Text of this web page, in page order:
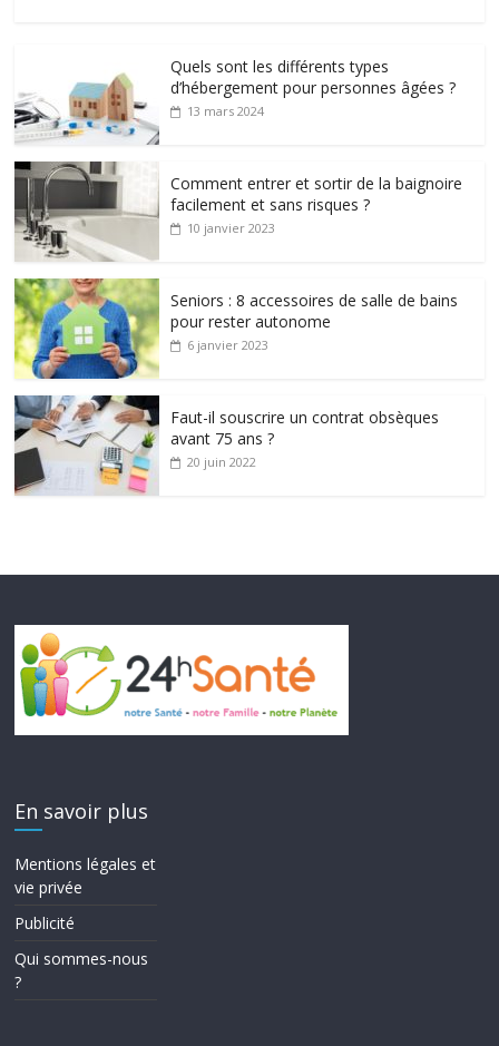
Quels sont les différents types
d’hébergement pour personnes âgées ?
13 mars 2024
Comment entrer et sortir de la baignoire
facilement et sans risques ?
10 janvier 2023
Seniors : 8 accessoires de salle de bains
pour rester autonome
6 janvier 2023
Faut-il souscrire un contrat obsèques
avant 75 ans ?
20 juin 2022
En savoir plus
Mentions légales et
vie privée
Publicité
Qui sommes-nous
?